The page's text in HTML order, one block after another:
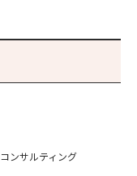
ンサルティング